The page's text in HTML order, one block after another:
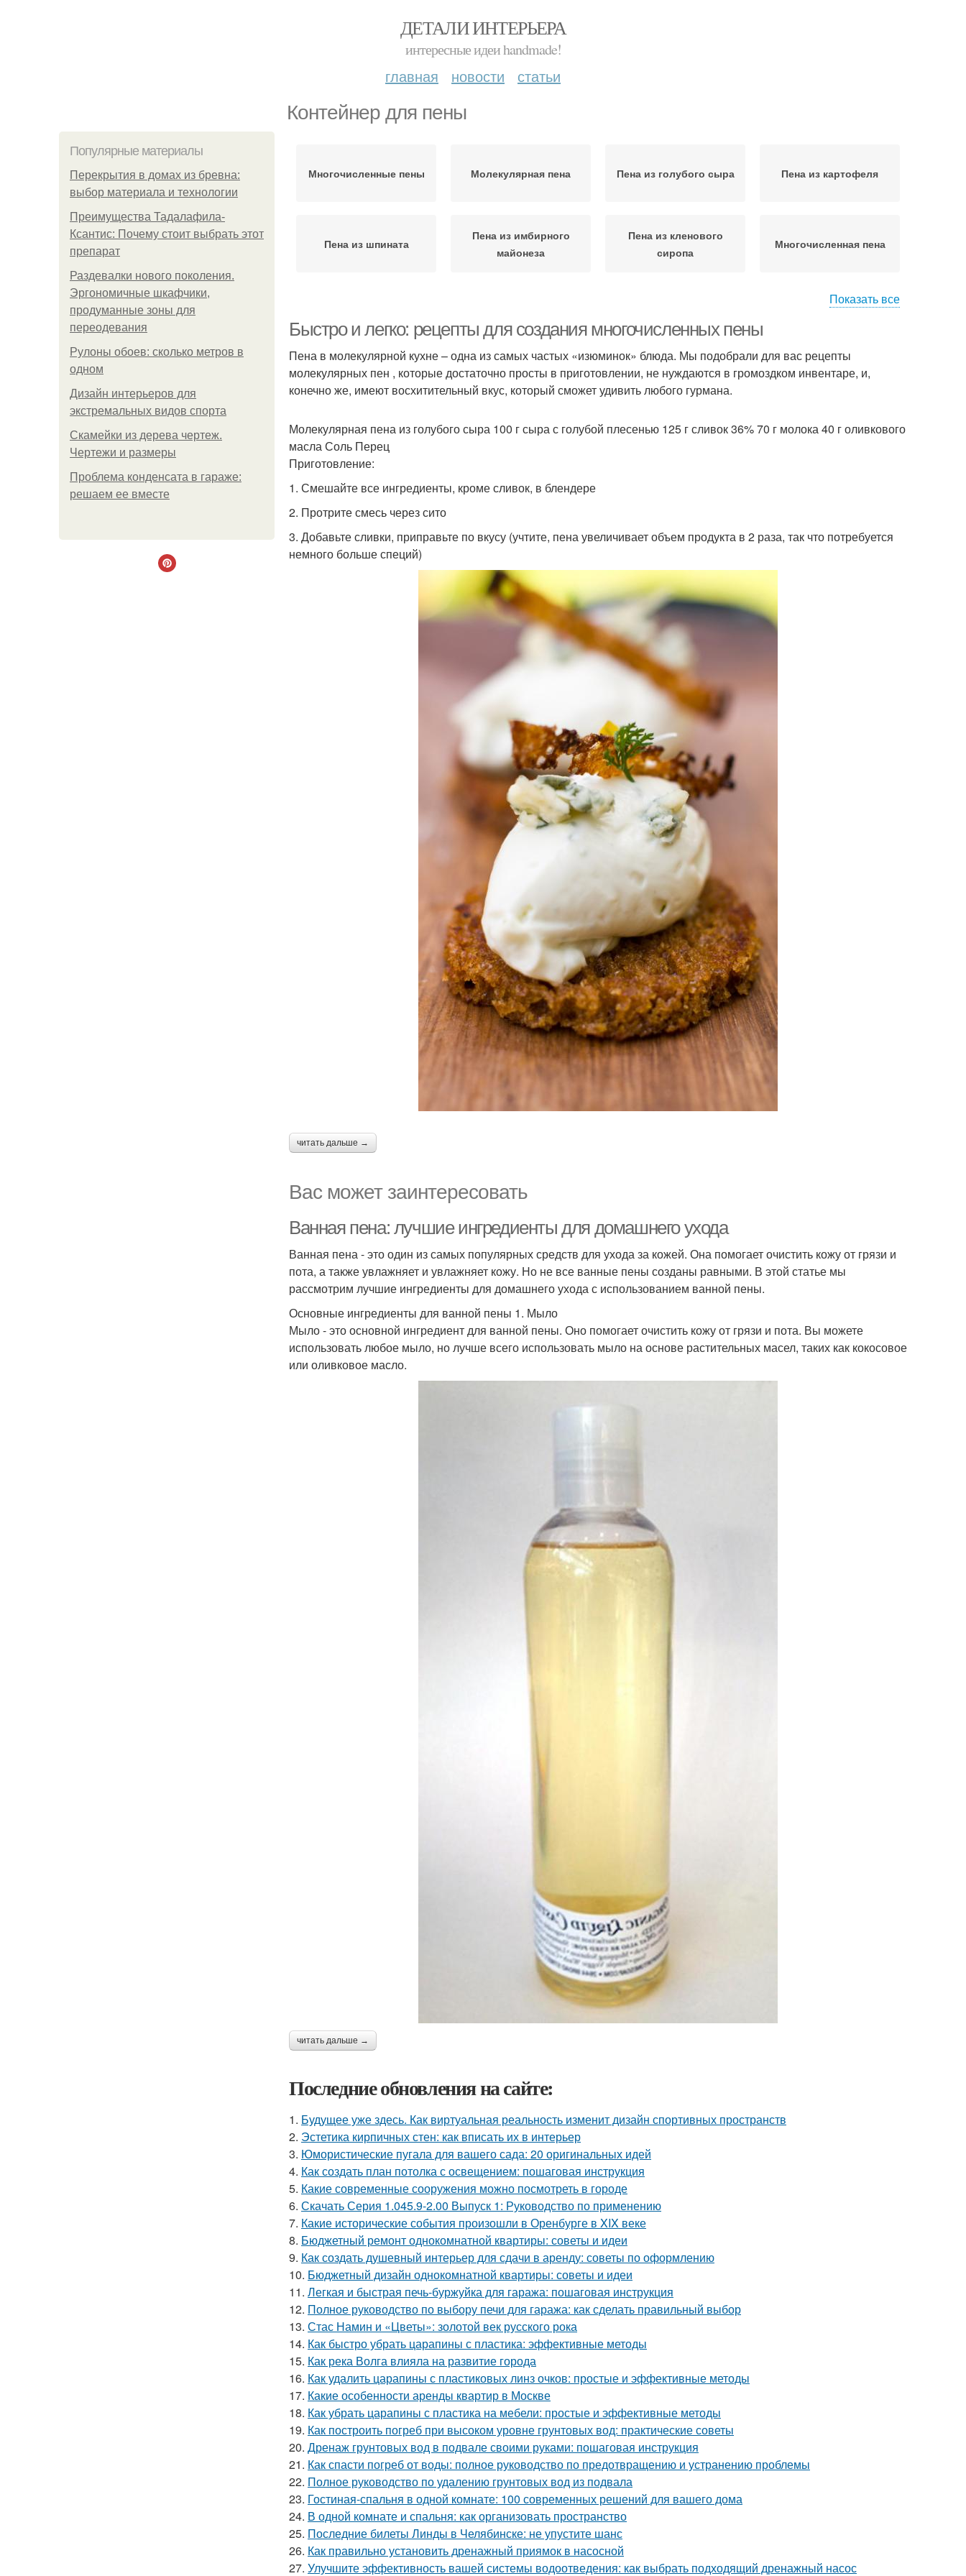
ДЕТАЛИ ИНТЕРЬЕРА
интересные идеи handmade!
главная новости статьи
Контейнер для пены
Популярные материалы
Перекрытия в домах из бревна:
выбор материала и технологии
Преимущества Тадалафила-
Ксантис: Почему стоит выбрать этот
препарат
Раздевалки нового поколения.
Эргономичные шкафчики,
продуманные зоны для
переодевания
Рулоны обоев: сколько метров в
одном
Дизайн интерьеров для
экстремальных видов спорта
Скамейки из дерева чертеж.
Чертежи и размеры
Проблема конденсата в гараже:
решаем ее вместе
Многочисленные пены Молекулярная пена Пена из голубого сыра Пена из картофеля
Пена из шпината
Пена из имбирного
майонеза
Пена из кленового
сиропа
Многочисленная пена
Показать все
Быстро и легко: рецепты для создания многочисленных пены
Пена в молекулярной кухне – одна из самых частых «изюминок» блюда. Мы подобрали для вас рецепты
молекулярных пен , которые достаточно просты в приготовлении, не нуждаются в громоздком инвентаре, и,
конечно же, имеют восхитительный вкус, который сможет удивить любого гурмана.
Молекулярная пена из голубого сыра 100 г сыра с голубой плесенью 125 г сливок 36% 70 г молока 40 г оливкового
масла Соль Перец
Приготовление:
1. Смешайте все ингредиенты, кроме сливок, в блендере
2. Протрите смесь через сито
3. Добавьте сливки, приправьте по вкусу (учтите, пена увеличивает объем продукта в 2 раза, так что потребуется
немного больше специй)
читать дальше →
Вас может заинтересовать
Ванная пена: лучшие ингредиенты для домашнего ухода
Ванная пена - это один из самых популярных средств для ухода за кожей. Она помогает очистить кожу от грязи и
пота, а также увлажняет и увлажняет кожу. Но не все ванные пены созданы равными. В этой статье мы
рассмотрим лучшие ингредиенты для домашнего ухода с использованием ванной пены.
Основные ингредиенты для ванной пены 1. Мыло
Мыло - это основной ингредиент для ванной пены. Оно помогает очистить кожу от грязи и пота. Вы можете
использовать любое мыло, но лучше всего использовать мыло на основе растительных масел, таких как кокосовое
или оливковое масло.
читать дальше →
Последние обновления на сайте:
1. Будущее уже здесь. Как виртуальная реальность изменит дизайн спортивных пространств
2. Эстетика кирпичных стен: как вписать их в интерьер
3. Юмористические пугала для вашего сада: 20 оригинальных идей
4. Как создать план потолка с освещением: пошаговая инструкция
5. Какие современные сооружения можно посмотреть в городе
6. Скачать Серия 1.045.9-2.00 Выпуск 1: Руководство по применению
7. Какие исторические события произошли в Оренбурге в XIX веке
8. Бюджетный ремонт однокомнатной квартиры: советы и идеи
9. Как создать душевный интерьер для сдачи в аренду: советы по оформлению
10. Бюджетный дизайн однокомнатной квартиры: советы и идеи
11. Легкая и быстрая печь-буржуйка для гаража: пошаговая инструкция
12. Полное руководство по выбору печи для гаража: как сделать правильный выбор
13. Стас Намин и «Цветы»: золотой век русского рока
14. Как быстро убрать царапины с пластика: эффективные методы
15. Как река Волга влияла на развитие города
16. Как удалить царапины с пластиковых линз очков: простые и эффективные методы
17. Какие особенности аренды квартир в Москве
18. Как убрать царапины с пластика на мебели: простые и эффективные методы
19. Как построить погреб при высоком уровне грунтовых вод: практические советы
20. Дренаж грунтовых вод в подвале своими руками: пошаговая инструкция
21. Как спасти погреб от воды: полное руководство по предотвращению и устранению проблемы
22. Полное руководство по удалению грунтовых вод из подвала
23. Гостиная-спальня в одной комнате: 100 современных решений для вашего дома
24. В одной комнате и спальня: как организовать пространство
25. Последние билеты Линды в Челябинске: не упустите шанс
26. Как правильно установить дренажный приямок в насосной
27. Улучшите эффективность вашей системы водоотведения: как выбрать подходящий дренажный насос